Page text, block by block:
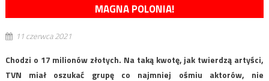
MAGNA POLONIA!
11 czerwca 2021
Chodzi o 17 milionów złotych. Na taką kwotę, jak twierdzą artyści,
TVN miał oszukać grupę co najmniej ośmiu aktorów, nie